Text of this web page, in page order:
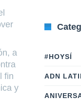
a
fin
y
#HOYSÍ
ADN